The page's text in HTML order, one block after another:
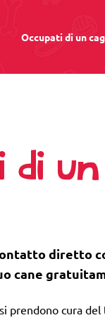
Occupati di un
di
diretto
cane
prendono cura